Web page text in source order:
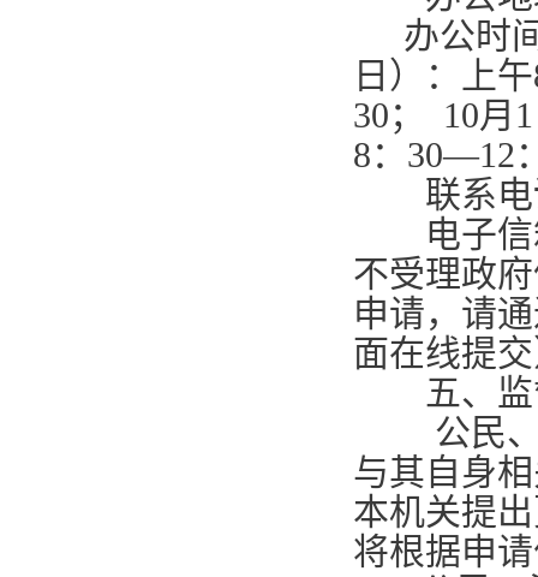
办公时
日）：上午
30； 10月 1
8： 30—12
联系电
电子信
不受理政
申请，请
面在线提
五、监
公民、
与其自身
本机关提
将根据申